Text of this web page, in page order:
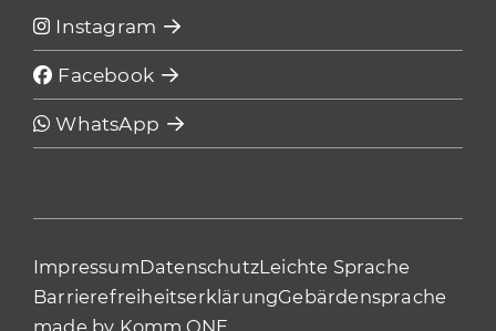
Instagram
Facebook
WhatsApp
ImpressumDatenschutzLeichte Sprache
BarrierefreiheitserklärungGebärdensprache